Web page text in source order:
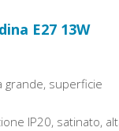
E27 13W
grande, superficie
IP20, satinato,